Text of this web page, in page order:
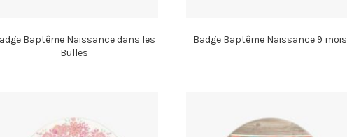
Baptême Naissance dans les
Bulles
Badge Baptême Naissance 9 mois